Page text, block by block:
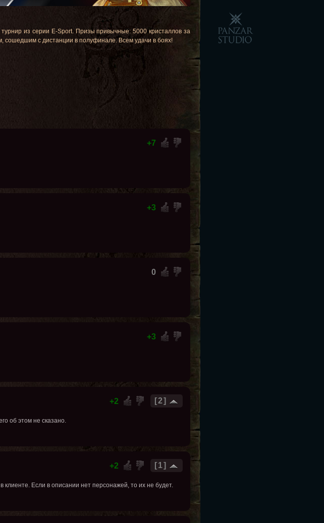
из серии E-Sport. Призы привычные: 5000 кристаллов за
сошедшим с дистанции в полуфинале. Всем удачи в боях!
7
3
0
3
2
2
об этом не сказано.
1
2
клиенте. Если в описании нет персонажей, то их не будет.